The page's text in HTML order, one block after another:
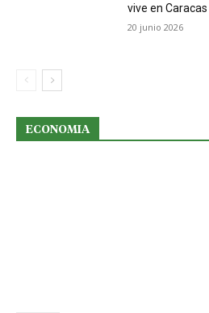
vive en Caracas
20 junio 2026
ECONOMIA